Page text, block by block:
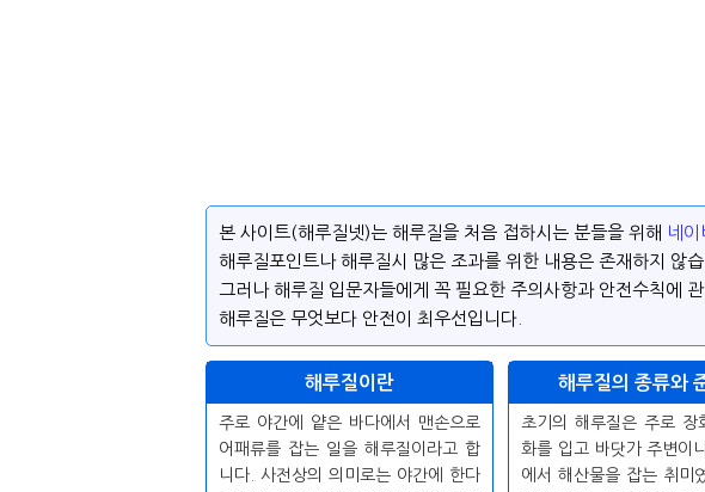
본 사이트(해루질넷)는 해루질을 처음 접하시는 분들을 위해 네이
해루질포인트나 해루질시 많은 조과를 위한 내용은 존재하지 않습
그러나 해루질 입문자들에게 꼭 필요한 주의사항과 안전수칙에
해루질은 무엇보다 안전이 최우선입니다.
해루질이란
주로 야간에 얕은 바다에서 맨손으로
어패류를 잡는 일을 해루질이라고 합
니다. 사전상의 의미로는 야간에 한다
해루질의 종류와
초기의 해루질은 주로 장
화를 입고 바닷가 주변이
에서 해산물을 잡는 취미